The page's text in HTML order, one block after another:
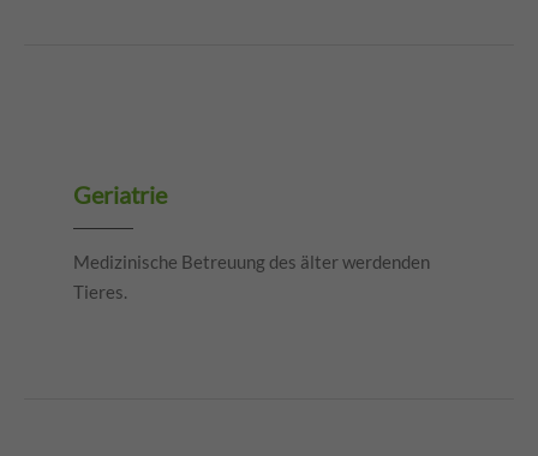
Geriatrie
Medizinische Betreuung des älter werdenden
Tieres.